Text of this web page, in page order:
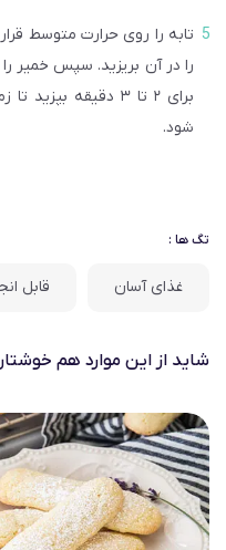
تابه را روی حرارت متوسط
را در آن بریزید. سپس خمیر
برای ۲ تا ۳ دقیقه
شود.
تگ ها :
غذای آسان قابل
شاید از این موارد هم